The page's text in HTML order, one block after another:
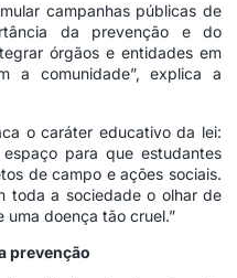
campanhas públicas de
da prevenção e do
órgãos e entidades em
a comunidade”, explica a
o caráter educativo da lei:
para que estudantes
de campo e ações sociais.
toda a sociedade o olhar de
doença tão cruel.”
prevenção